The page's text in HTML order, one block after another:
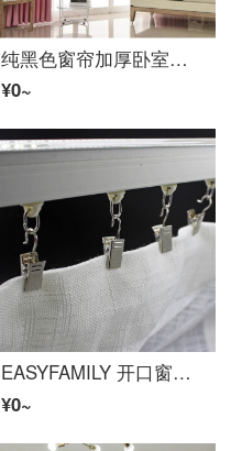
纯黑色窗帘加厚卧室定做摄影背景投影仪器罩暗房间隔断的 粉红色 粉色、玫红、大红 宽3.8米高联系
¥0~
EASYFAMILY 开口窗帘环带夹子 挂钩活扣环配件浴帘圈 夹子（40个装）
¥0~